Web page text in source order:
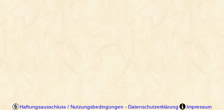
Haftungsausschluss / Nutzungsbedingungen - Datenschutzerklärung Impressum